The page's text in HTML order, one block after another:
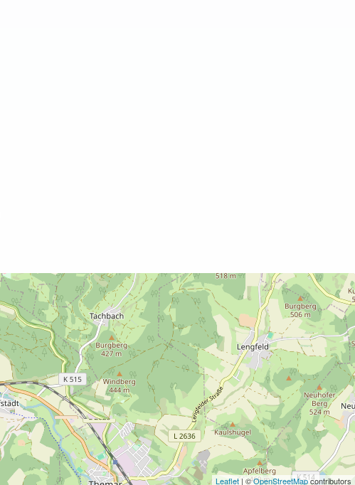
Leaflet| ©OpenStreetMapcontributors